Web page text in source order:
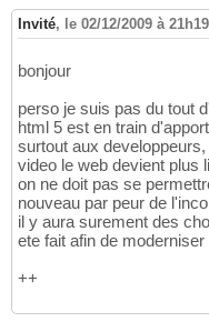
Invité, le 02/12/2009 à 21h19
bonjour
perso je suis pas du tout
html 5 est en train
surtout aux
video le web devient plus
on ne doit pas se
nouveau par peur de
il y aura surement des
ete fait afin de moderniser
++